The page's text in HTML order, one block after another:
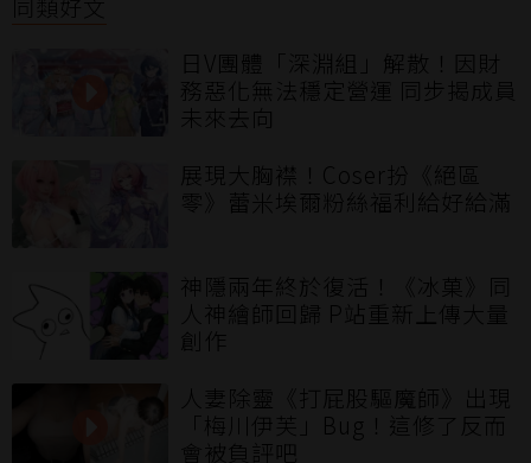
日V團體「深淵組」解散！因財
務惡化無法穩定營運 同步揭成員
未來去向
展現大胸襟！Coser扮《絕區
零》蕾米埃爾粉絲福利給好給滿
神隱兩年終於復活！《冰菓》同
人神繪師回歸 P站重新上傳大量
創作
人妻除靈《打屁股驅魔師》出現
「梅川伊芙」Bug！這修了反而
會被負評吧